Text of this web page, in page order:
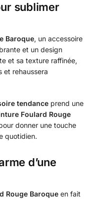
sublimer
Baroque, un accessoire
et un design
et sa texture raffinée,
et rehaussera
tendance prend une
Foulard Rouge
donner une touche
quotidien.
d’une
Rouge Baroque en fait